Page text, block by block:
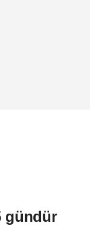
gündür